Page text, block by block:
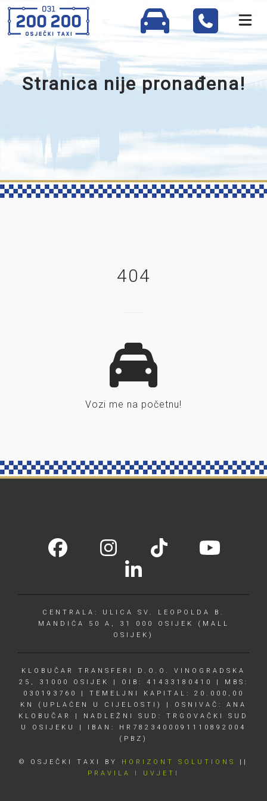
Stranica nije pronađena!
404
Vozi me na početnu!
CENTRALA: ULICA SV. LEOPOLDA B.
MANDIĆA 50 A, 31 000 OSIJEK (MALL
OSIJEK)
KLOBUČAR TRANSFERI D.O.O. VINOGRADSKA
25, 31000 OSIJEK | OIB: 41433180410 | MBS:
030193760 | TEMELJNI KAPITAL: 20.000,00
KN (UPLAĆEN U CIJELOSTI) | OSNIVAČ: ANA
KLOBUČAR | NADLEŽNI SUD: TRGOVAČKI SUD
U OSIJEKU | IBAN: HR7823400091110892004
(PBZ)
© OSJEČKI TAXI BY HORIZONT SOLUTIONS
||
PRAVILA I UVJETI